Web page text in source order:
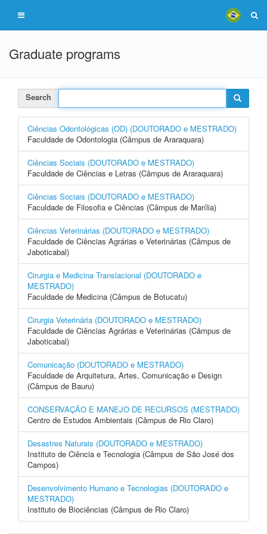
Graduate programs
Search
Ciências Odontológicas (OD) (DOUTORADO e MESTRADO)
Faculdade de Odontologia (Câmpus de Araraquara)
Ciências Sociais (DOUTORADO e MESTRADO)
Faculdade de Ciências e Letras (Câmpus de Araraquara)
Ciências Sociais (DOUTORADO e MESTRADO)
Faculdade de Filosofia e Ciências (Câmpus de Marília)
Ciências Veterinárias (DOUTORADO e MESTRADO)
Faculdade de Ciências Agrárias e Veterinárias (Câmpus de
Jaboticabal)
Cirurgia e Medicina Translacional (DOUTORADO e
MESTRADO)
Faculdade de Medicina (Câmpus de Botucatu)
Cirurgia Veterinária (DOUTORADO e MESTRADO)
Faculdade de Ciências Agrárias e Veterinárias (Câmpus de
Jaboticabal)
Comunicação (DOUTORADO e MESTRADO)
Faculdade de Arquitetura, Artes, Comunicação e Design
(Câmpus de Bauru)
CONSERVAÇÃO E MANEJO DE RECURSOS (MESTRADO)
Centro de Estudos Ambientais (Câmpus de Rio Claro)
Desastres Naturais (DOUTORADO e MESTRADO)
Instituto de Ciência e Tecnologia (Câmpus de São José dos
Campos)
Desenvolvimento Humano e Tecnologias (DOUTORADO e
MESTRADO)
Instituto de Biociências (Câmpus de Rio Claro)